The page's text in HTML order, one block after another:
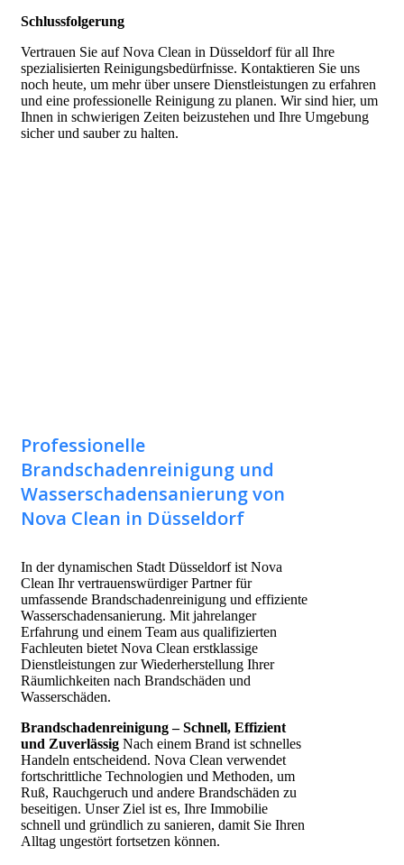
Schlussfolgerung
Vertrauen Sie auf Nova Clean in Düsseldorf für all Ihre
spezialisierten Reinigungsbedürfnisse. Kontaktieren Sie uns
noch heute, um mehr über unsere Dienstleistungen zu erfahren
und eine professionelle Reinigung zu planen. Wir sind hier, um
Ihnen in schwierigen Zeiten beizustehen und Ihre Umgebung
sicher und sauber zu halten.
Professionelle
Brandschadenreinigung und
Wasserschadensanierung von
Nova Clean in Düsseldorf
In der dynamischen Stadt Düsseldorf ist Nova
Clean Ihr vertrauenswürdiger Partner für
umfassende Brandschadenreinigung und effiziente
Wasserschadensanierung. Mit jahrelanger
Erfahrung und einem Team aus qualifizierten
Fachleuten bietet Nova Clean erstklassige
Dienstleistungen zur Wiederherstellung Ihrer
Räumlichkeiten nach Brandschäden und
Wasserschäden.
Brandschadenreinigung – Schnell, Effizient
und Zuverlässig Nach einem Brand ist schnelles
Handeln entscheidend. Nova Clean verwendet
fortschrittliche Technologien und Methoden, um
Ruß, Rauchgeruch und andere Brandschäden zu
beseitigen. Unser Ziel ist es, Ihre Immobilie
schnell und gründlich zu sanieren, damit Sie Ihren
Alltag ungestört fortsetzen können.